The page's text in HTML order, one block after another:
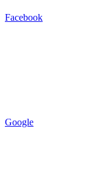
Facebook
Google